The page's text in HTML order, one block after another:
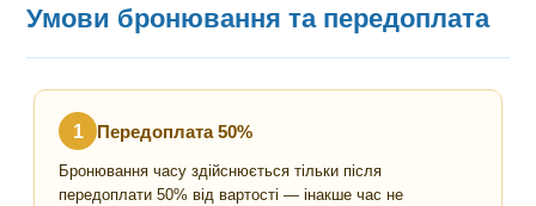
Умови бронювання та передоплата
1 Передоплата 50%
Бронювання часу здійснюється тільки після
передоплати 50% від вартості — інакше час не